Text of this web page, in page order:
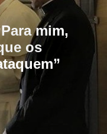
mim,
os